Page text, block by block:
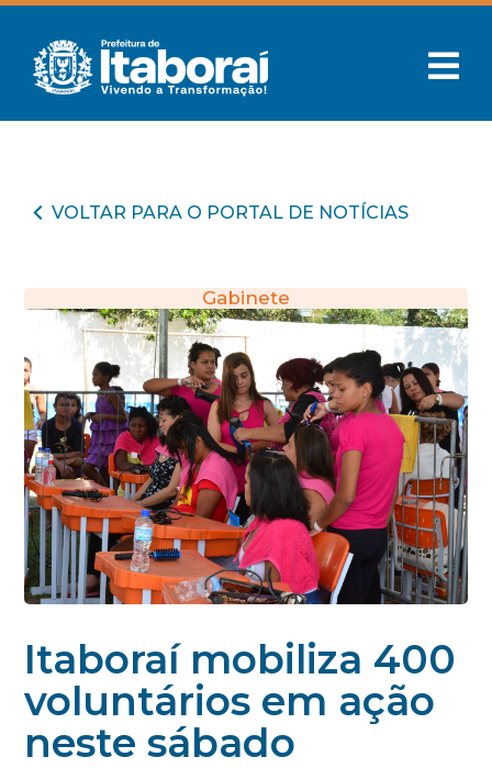
VOLTAR PARA O PORTAL DE NOTÍCIAS
Gabinete
Itaboraí mobiliza 400
voluntários em ação
neste sábado